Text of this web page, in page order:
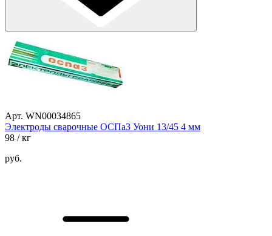
Арт. WN00034865
Электроды сварочные ОСПаЗ Уони 13/45 4 мм
98 / кг
руб.